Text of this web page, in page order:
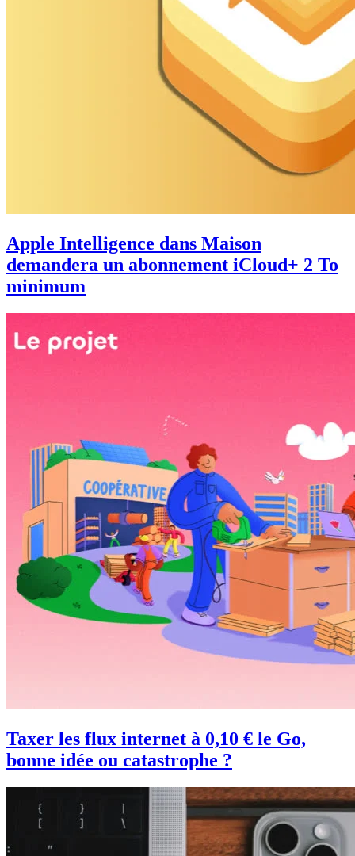
Apple Intelligence dans Maison
demandera un abonnement iCloud+ 2 To
minimum
Taxer les flux internet à 0,10 € le Go,
bonne idée ou catastrophe ?